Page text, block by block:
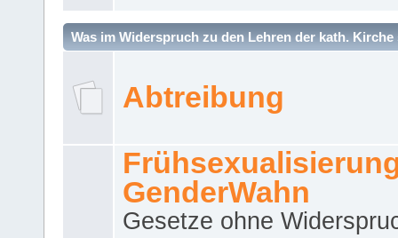
Was im Widerspruch zu den Lehren der kath. Kirche
Abtreibung
GenderWahn
Gesetze ohne